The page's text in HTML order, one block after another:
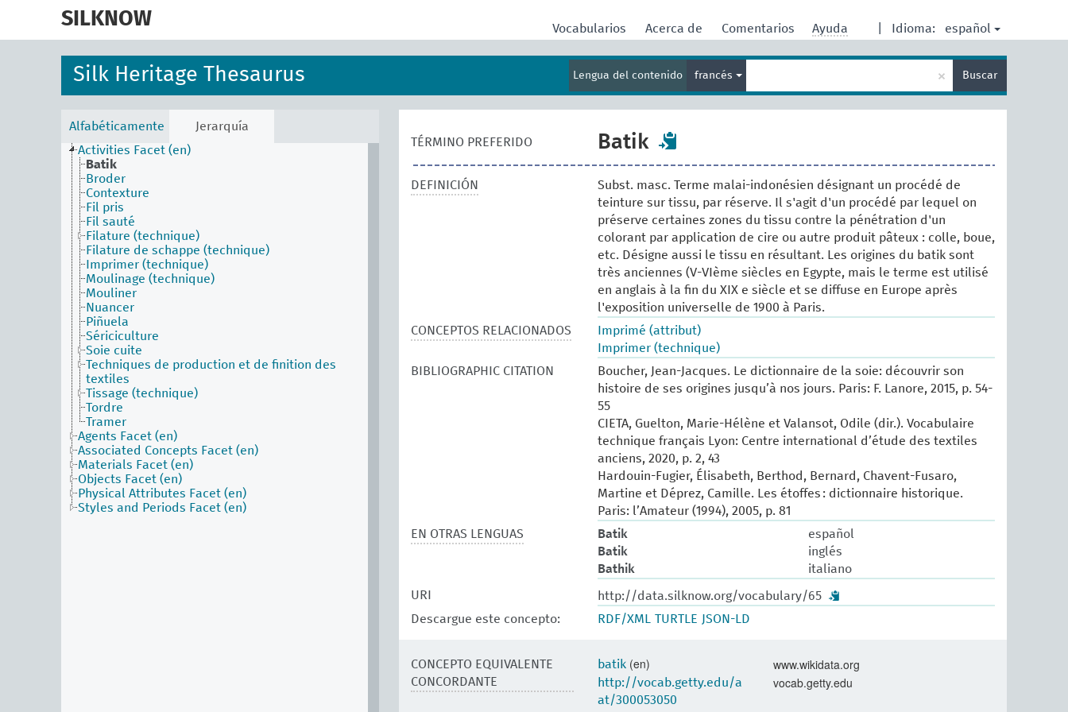
SILKNOW Idioma: español
Vocabularios Acerca de Comentarios Ayuda
Silk Heritage Thesaurus Lengua del contenido francés
term
× Buscar
Alfabéticamente
Jerarquía
Activities Facet (en)
Batik
Broder
Contexture
Fil pris
Fil sauté
Filature (technique)
Filature de schappe (technique)
Imprimer (technique)
Moulinage (technique)
Mouliner
Nuancer
Piñuela
Sériciculture
Soie cuite
Techniques de production et de finition des
textiles
Tissage (technique)
Tordre
Tramer
Agents Facet (en)
Associated Concepts Facet (en)
Materials Facet (en)
Objects Facet (en)
Physical Attributes Facet (en)
Styles and Periods Facet (en)
TÉRMINO PREFERIDO Batik
DEFINICIÓN
Subst. masc. Terme malai-indonésien désignant un procédé de
teinture sur tissu, par réserve. Il s'agit d'un procédé par lequel on
préserve certaines zones du tissu contre la pénétration d'un
colorant par application de cire ou autre produit pâteux : colle, boue,
etc. Désigne aussi le tissu en résultant. Les origines du batik sont
très anciennes (V-VIème siècles en Egypte, mais le terme est utilisé
en anglais à la fin du XIX e siècle et se diffuse en Europe après
l'exposition universelle de 1900 à Paris.
CONCEPTOS RELACIONADOS
Imprimé (attribut)
Imprimer (technique)
BIBLIOGRAPHIC CITATION
Boucher, Jean-Jacques. Le dictionnaire de la soie: découvrir son
histoire de ses origines jusqu’à nos jours. Paris: F. Lanore, 2015, p. 54-
55
CIETA, Guelton, Marie-Hélène et Valansot, Odile (dir.). Vocabulaire
technique français Lyon: Centre international d’étude des textiles
anciens, 2020, p. 2, 43
Hardouin-Fugier, Élisabeth, Berthod, Bernard, Chavent-Fusaro,
Martine et Déprez, Camille. Les étoffes : dictionnaire historique.
Paris: l’Amateur (1994), 2005, p. 81
EN OTRAS LENGUAS
Batik
español
Batik
inglés
Bathik
italiano
URI
http://data.silknow.org/vocabulary/65
Descargue este concepto:
RDF/XML TURTLE JSON-LD
CONCEPTO EQUIVALENTE
CONCORDANTE
batik (en) www.wikidata.org
http://vocab.getty.edu/a
at/300053050
vocab.getty.edu